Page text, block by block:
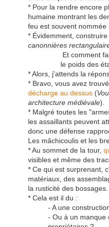
* Pour la rendre encore
humaine montrant les
feu est souvent nommée
* Évidemment,
canonnières
Et comment
le poids des
* Alors, j'attends la
* Bravo, vous avez
décharge au dessus (
architecture médiévale).
* Malgré toutes les
les assaillants peuvent
donc une défense
Les mâchicoulis et les
* Au sommet de la tour,
visibles et même des
* Ce qui est surprenant,
matériaux, des
la rusticité des bossages.
* Cela est il du :
- A une
- Ou à un manque